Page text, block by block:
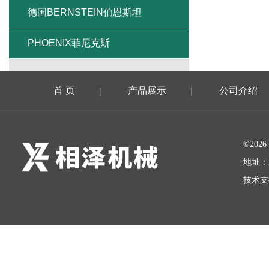
德国BERNSTEIN伯恩斯坦
PHOENIX菲尼克斯
首 页 | 产品展示 | 公司介绍
地址
技术